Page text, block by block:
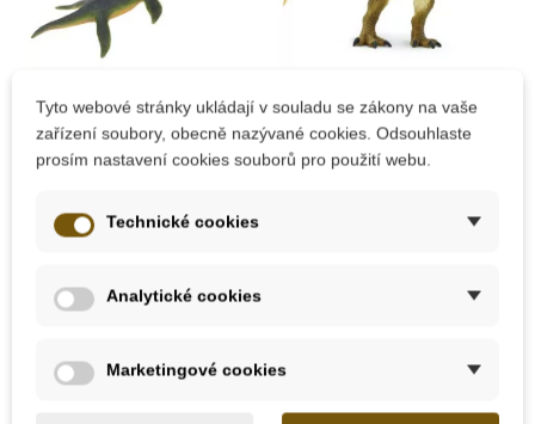
Na dotaz
Safari Ltd.
Elasmosaurus
Zobrazit detail
Skladem
Safari Ltd. Figurka -
Carcharodontosaurus
-10%
-10%
-10%
-10%
Tyto webové stránky ukládají v souladu se zákony na vaše
zařízení soubory, obecně nazývané cookies. Odsouhlaste
prosím nastavení cookies souborů pro použití webu.
Technické cookies
Analytické cookies
Marketingové cookies